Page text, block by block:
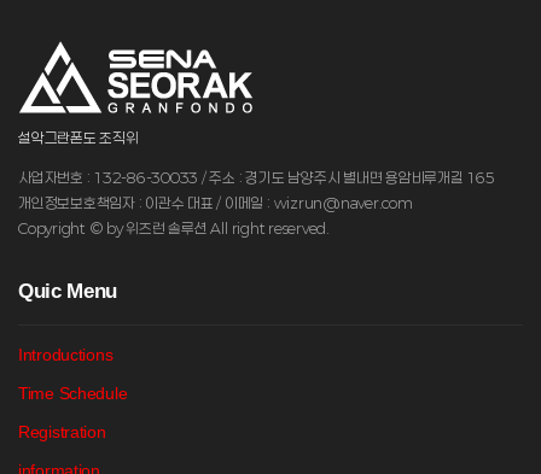
설악그란폰도 조직위
사업자번호 : 132-86-30033 / 주소 : 경기도 남양주시 별내면 용암비루개길 165
개인정보보호책임자 : 이관수 대표 / 이메일 : wizrun@naver.com
Copyright © by 위즈런 솔루션 All right reserved.
Quic Menu
Introductions
Time Schedule
Registration